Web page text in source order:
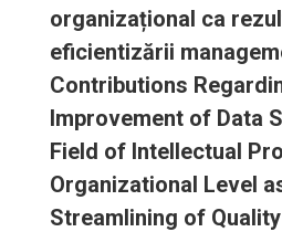
organizațional ca
eficientizării
Contributions
Improvement of Data
Field of Intellectual
Organizational Level
Streamlining of